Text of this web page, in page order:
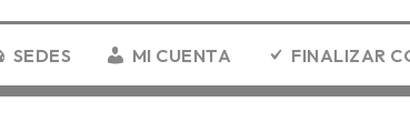
SEDES MI CUENTA FINALIZAR